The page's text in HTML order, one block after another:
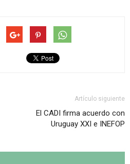
Artículo siguiente
El CADI firma acuerdo con
Uruguay XXI e INEFOP